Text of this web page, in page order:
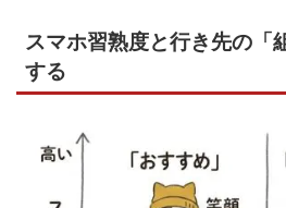
スマホ習熟度と行き先の「
する